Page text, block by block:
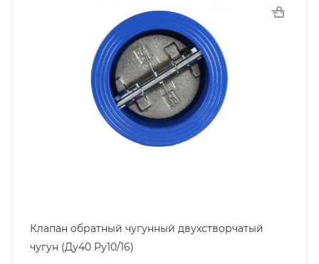
Клапан обратный чугунный двухстворчатый
чугун (Ду40 Ру10/16)